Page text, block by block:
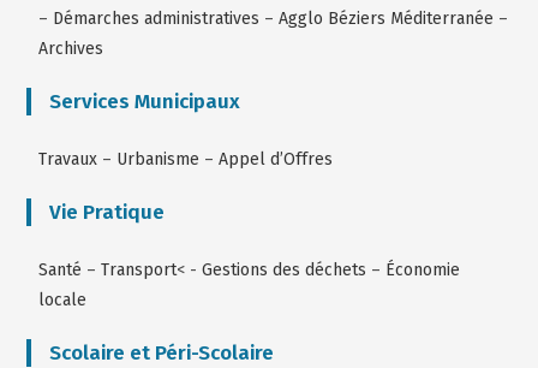
– Démarches administratives –Agglo Béziers Méditerranée –
Archives
Services Municipaux
Travaux – Urbanisme –Appel d’Offres
Vie Pratique
Santé –Transport< -Gestions des déchets – Économie
locale
Scolaire et Péri-Scolaire